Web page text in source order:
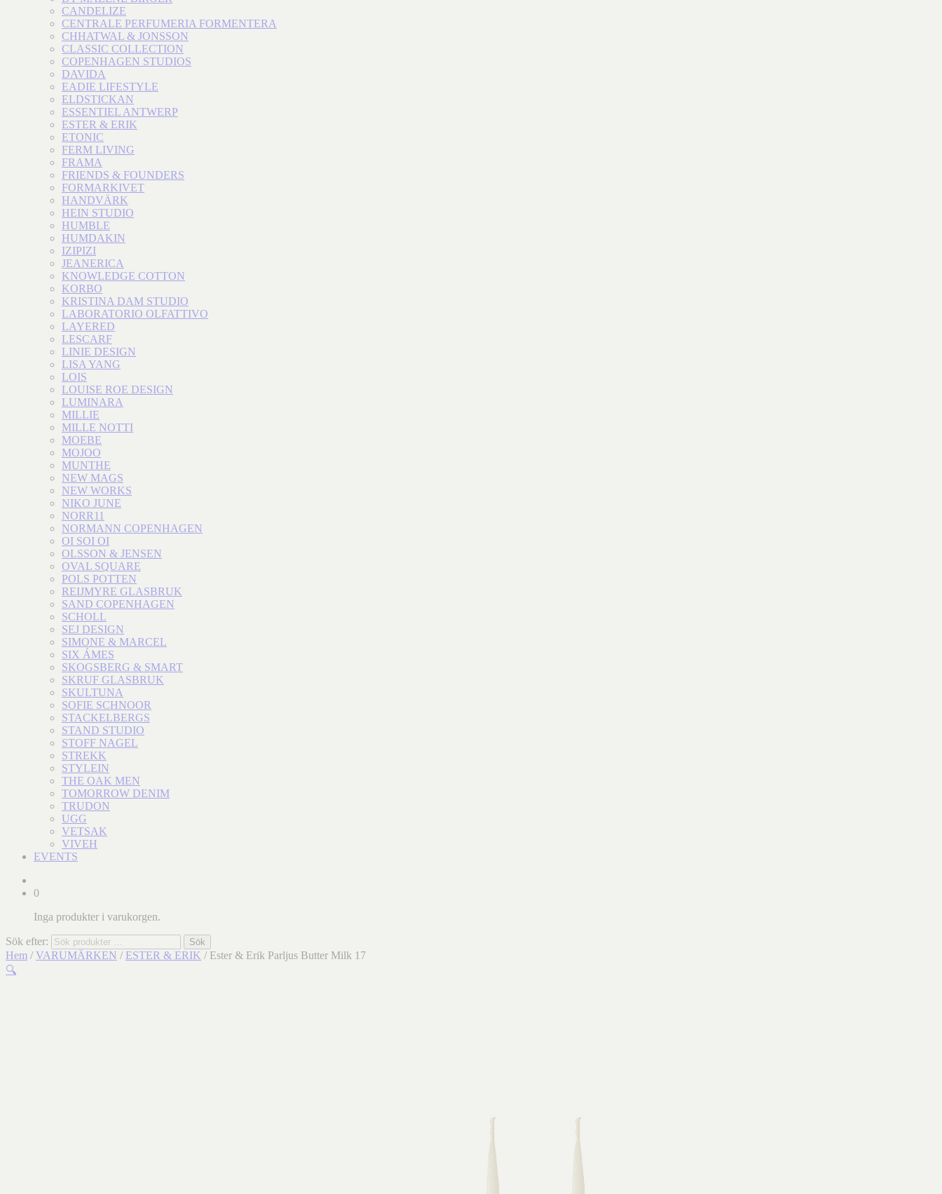
CANDELIZE
CENTRALE PERFUMERIA FORMENTERA
CHHATWAL & JONSSON
CLASSIC COLLECTION
COPENHAGEN STUDIOS
DAVIDA
EADIE LIFESTYLE
ELDSTICKAN
ESSENTIEL ANTWERP
ESTER & ERIK
ETONIC
FERM LIVING
FRAMA
FRIENDS & FOUNDERS
FORMARKIVET
HANDVÄRK
HEIN STUDIO
HUMBLE
HUMDAKIN
IZIPIZI
JEANERICA
KNOWLEDGE COTTON
KORBO
KRISTINA DAM STUDIO
LABORATORIO OLFATTIVO
LAYERED
LESCARF
LINIE DESIGN
LISA YANG
LOIS
LOUISE ROE DESIGN
LUMINARA
MILLIE
MILLE NOTTI
MOEBE
MOJOO
MUNTHE
NEW MAGS
NEW WORKS
NIKO JUNE
NORR11
NORMANN COPENHAGEN
OI SOI OI
OLSSON & JENSEN
OVAL SQUARE
POLS POTTEN
REIJMYRE GLASBRUK
SAND COPENHAGEN
SCHOLL
SEJ DESIGN
SIMONE & MARCEL
SIX ÁMES
SKOGSBERG & SMART
SKRUF GLASBRUK
SKULTUNA
SOFIE SCHNOOR
STACKELBERGS
STAND STUDIO
STOFF NAGEL
STREKK
STYLEIN
THE OAK MEN
TOMORROW DENIM
TRUDON
UGG
VETSAK
VIVEH
EVENTS
0
Inga produkter i varukorgen.
Sök efter: Sök
Hem / VARUMÄRKEN / ESTER & ERIK / Ester & Erik Parljus Butter Milk 17
🔍